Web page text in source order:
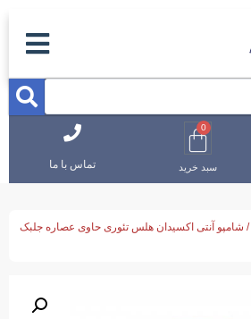
0
سبد خرید تماس با ما
/ شامپو آنتی اکسیدان هلس تئوری حاوی عصاره جلبک